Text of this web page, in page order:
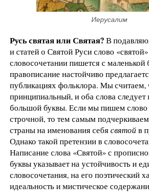
Иерусалим
Русь святая или Святая?В
и статей о Святой Руси слово
словосочетании пишется с
правописание настойчиво
публикациях фольклора. Мы считаем,
принципиальный, и оба слова следует
большой буквы. Если мы пишем слово
строчной, то тем самым
страны на именования себясвятойв
Однако такой претензии в
Написание слова «Святой» с
буквы указывает на устойчивость и
словосочетания, на его поэтический
идеальность и мистическое